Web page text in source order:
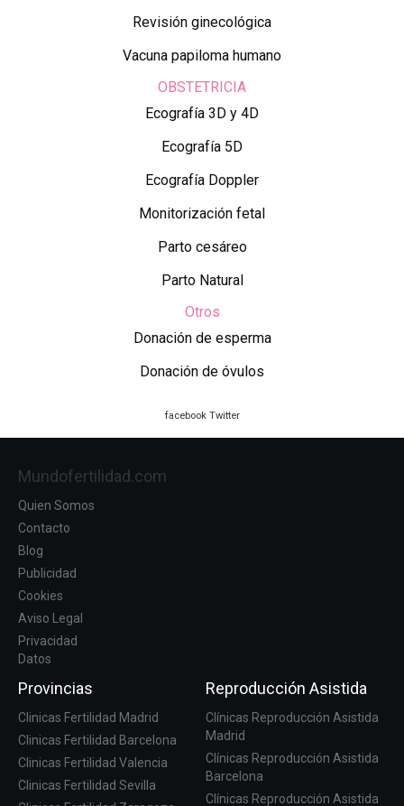
Revisión ginecológica
Vacuna papiloma humano
OBSTETRICIA
Ecografía 3D y 4D
Ecografía 5D
Ecografía Doppler
Monitorización fetal
Parto cesáreo
Parto Natural
Otros
Donación de esperma
Donación de óvulos
facebook Twitter
Mundofertilidad.com
Quien Somos
Contacto
Blog
Publicidad
Cookies
Aviso Legal
Privacidad
Datos
Provincias
Clinicas Fertilidad Madrid
Clinicas Fertilidad Barcelona
Clinicas Fertilidad Valencia
Clinicas Fertilidad Sevilla
Reproducción Asistida
Clínicas Reproducción Asistida
Madrid
Clínicas Reproducción Asistida
Barcelona
Clínicas Reproducción Asistida